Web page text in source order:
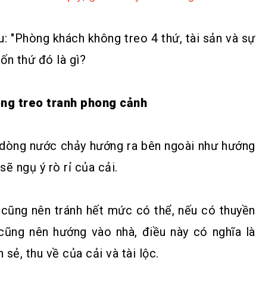
"Phòng khách không treo 4 thứ, tài sản và sự
thứ đó là gì?
treo tranh phong cảnh
nước chảy hướng ra bên ngoài như hướng
ngụ ý rò rỉ của cải.
nên tránh hết mức có thể, nếu có thuyền
nên hướng vào nhà, điều này có nghĩa là
sẻ, thu về của cải và tài lộc.